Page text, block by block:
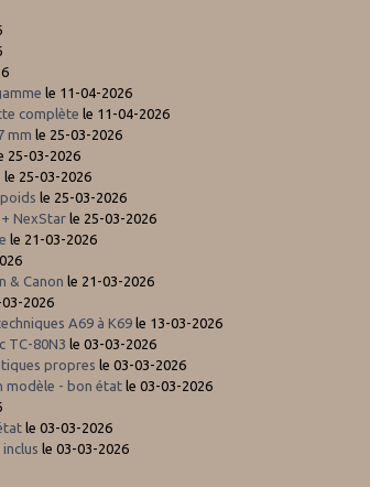
le 11-04-2026
complète le 11-04-2026
mm le 25-03-2026
25-03-2026
le 25-03-2026
le 25-03-2026
NexStar le 25-03-2026
le 21-03-2026
& Canon le 21-03-2026
03-2026
A69 à K69 le 13-03-2026
TC-80N3 le 03-03-2026
propres le 03-03-2026
modèle - bon état le 03-03-2026
le 03-03-2026
le 03-03-2026